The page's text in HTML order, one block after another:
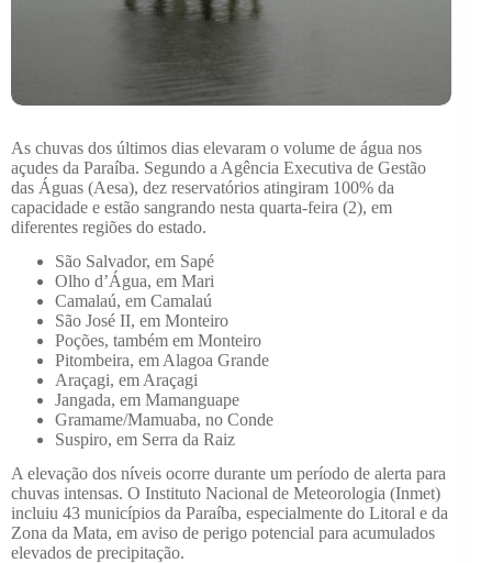
As chuvas dos últimos dias elevaram o volume de água nos
açudes da Paraíba. Segundo a Agência Executiva de Gestão
das Águas (Aesa), dez reservatórios atingiram 100% da
capacidade e estão sangrando nesta quarta-feira (2), em
diferentes regiões do estado.
São Salvador, em Sapé
Olho d’Água, em Mari
Camalaú, em Camalaú
São José II, em Monteiro
Poções, também em Monteiro
Pitombeira, em Alagoa Grande
Araçagi, em Araçagi
Jangada, em Mamanguape
Gramame/Mamuaba, no Conde
Suspiro, em Serra da Raiz
A elevação dos níveis ocorre durante um período de alerta para
chuvas intensas. O Instituto Nacional de Meteorologia (Inmet)
incluiu 43 municípios da Paraíba, especialmente do Litoral e da
Zona da Mata, em aviso de perigo potencial para acumulados
elevados de precipitação.